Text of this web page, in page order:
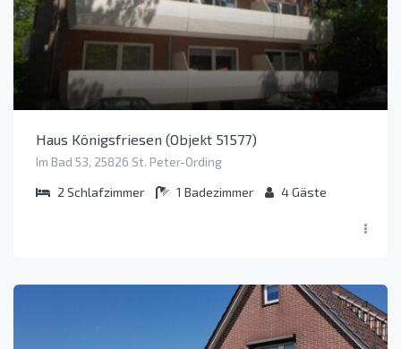
Haus Königsfriesen (Objekt 51577)
Im Bad 53, 25826 St. Peter-Ording
2 Schlafzimmer 1 Badezimmer 4Gäste